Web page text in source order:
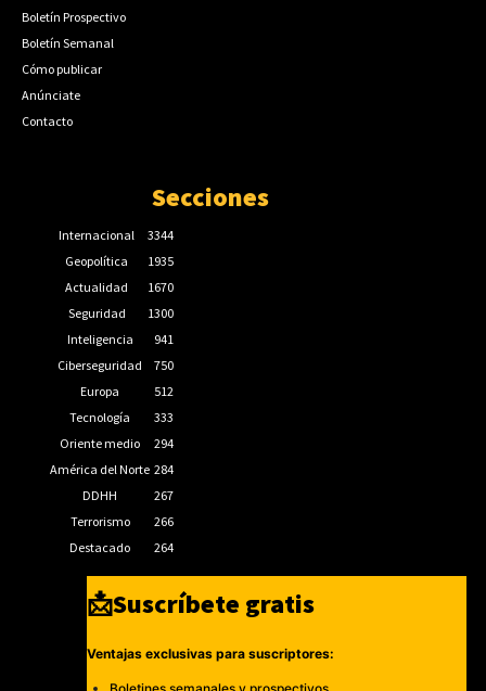
Boletín Prospectivo
Boletín Semanal
Cómo publicar
Anúnciate
Contacto
Secciones
Internacional
3344
Geopolítica
1935
Actualidad
1670
Seguridad
1300
Inteligencia
941
Ciberseguridad
750
Europa
512
Tecnología
333
Oriente medio
294
América del Norte 284
DDHH
267
Terrorismo
266
Destacado
264
📩Suscríbete gratis
Ventajas exclusivas para suscriptores: